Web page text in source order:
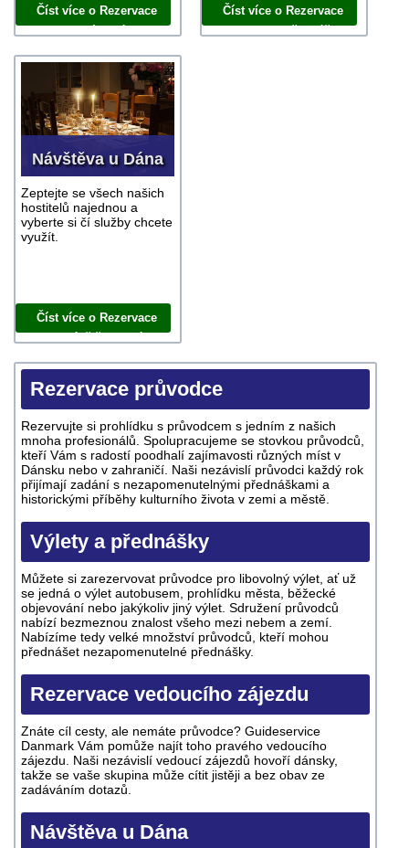
Číst více o Rezervace
Číst více o Rezervace
Návštěva u Dána
Zeptejte se všech našich
hostitelů najednou a
vyberte si čí služby chcete
využít.
Číst více o Rezervace
Rezervace průvodce
Rezervujte si prohlídku s průvodcem s jedním z našich
mnoha profesionálů. Spolupracujeme se stovkou průvodců,
kteří Vám s radostí poodhalí zajímavosti různých míst v
Dánsku nebo v zahraničí. Naši nezávislí průvodci každý rok
přijímají zadání s nezapomenutelnými přednáškami a
historickými příběhy kulturního života v zemi a městě.
Výlety a přednášky
Můžete si zarezervovat průvodce pro libovolný výlet, ať už
se jedná o výlet autobusem, prohlídku města, běžecké
objevování nebo jakýkoliv jiný výlet. Sdružení průvodců
nabízí bezmeznou znalost všeho mezi nebem a zemí.
Nabízíme tedy velké množství průvodců, kteří mohou
přednášet nezapomenutelné přednášky.
Rezervace vedoucího zájezdu
Znáte cíl cesty, ale nemáte průvodce? Guideservice
Danmark Vám pomůže najít toho pravého vedoucího
zájezdu. Naši nezávislí vedoucí zájezdů hovoří dánsky,
takže se vaše skupina může cítit jistěji a bez obav ze
zadáváním dotazů.
Návštěva u Dána